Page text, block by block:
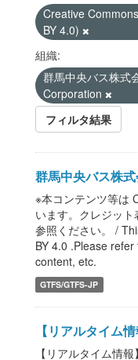
Creative
BY 4.0)
組織:
群馬中央バス株式
Corporation
フィルタ結果
群馬中央バス株
※本コンテンツ等は
います。クレジッ
参照ください。 /
BY 4.0 .Please
content, etc.
GTFS/GTFS-JP
【リアルタイム
【リアルタイム情